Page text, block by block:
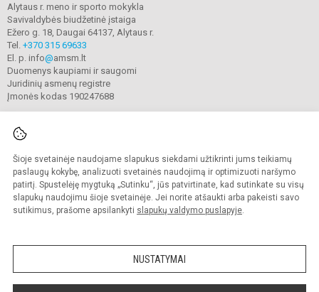
Šioje svetainėje naudojame slapukus siekdami užtikrinti jums teikiamų
paslaugų kokybę, analizuoti svetainės naudojimą ir optimizuoti naršymo
patirtį. Spustelėję mygtuką „Sutinku“, jūs patvirtinate, kad sutinkate su visų
slapukų naudojimu šioje svetainėje. Jei norite atšaukti arba pakeisti savo
sutikimus, prašome apsilankyti slapukų valdymo puslapyje.
NUSTATYMAI
Alytaus r. meno ir sporto mokykla
Savivaldybės biudžetinė įstaiga
Ežero g. 18, Daugai 64137, Alytaus r.
Tel. +370 315 69633
El. p. info@amsm.lt
Duomenys kaupiami ir saugomi
Juridinių asmenų registre
Įmonės kodas 190247688
© 2020. Alytaus r. meno ir sporto mokykla. Visos teisės saugomos.
Kopijuoti turinį be raštiško mokyklos sutikimo griežtai draudžiama.
Prieinamumo paraiška Slapukų valdymas
Sumanus būdas atnaujinti